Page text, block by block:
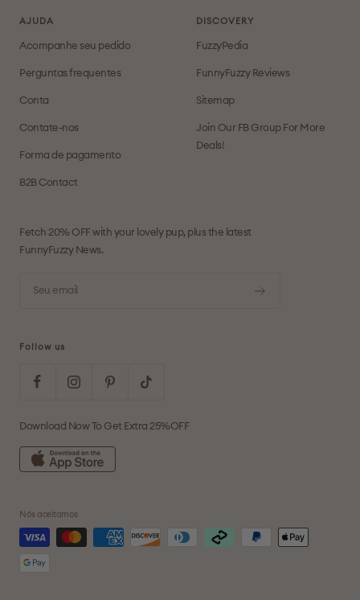
AJUDA
Acompanhe seu pedido
Perguntas frequentes
Conta
Contate-nos
Forma de pagamento
B2B Contact
DISCOVERY
FuzzyPedia
FunnyFuzzy Reviews
Sitemap
Join Our FB Group For More
Deals!
Fetch 20% OFF with your lovely pup, plus the latest
FunnyFuzzy News.
Seu email
Follow us
Download Now To Get Extra 25%OFF
Nós aceitamos